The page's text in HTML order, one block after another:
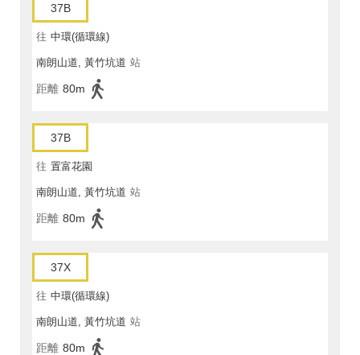
37B
往 中環(循環線)
南朗山道, 黃竹坑道 站
距離 80m
37B
往 置富花園
南朗山道, 黃竹坑道 站
距離 80m
37X
往 中環(循環線)
南朗山道, 黃竹坑道 站
距離 80m